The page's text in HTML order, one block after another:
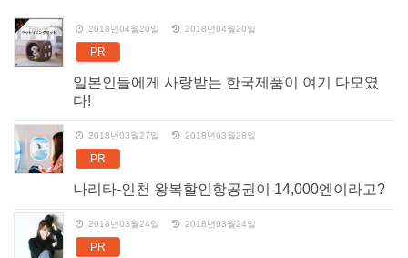
2018년04월20일 2018년04월20일
PR
일본인들에게 사랑받는 한국제품이 여기 다모였
다!
2018년03월27일 2018년03월28일
PR
나리타-인천 왕복할인항공권이 14,000엔이라고?
2018년03월24일 2018년03월24일
PR